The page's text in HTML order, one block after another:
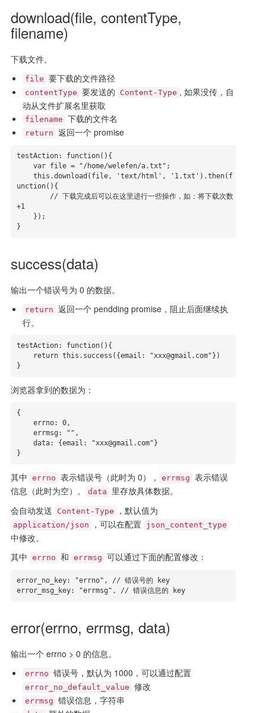
download(file, contentType,
filename)
下载文件。
file 要下载的文件路径
contentType 要发送的 Content-Type , 如果没传，自
动从文件扩展名里获取
filename 下载的文件名
return 返回一个 promise
testAction: function(){
unction(){
+1
}
success(data)
输出一个错误号为 0 的数据。
return 返回一个 pendding promise，阻止后面继续执
行。
testAction: function(){
}
浏览器拿到的数据为：
{
}
其中 errno 表示错误号（此时为 0）， errmsg 表示错误
信息（此时为空）。
data
里存放具体数据。
会自动发送
Content-Type ，默认值为
application/json ，可以在配置 json_content_type
中修改。
其中
errno 和 errmsg 可以通过下面的配置修改：
error_no_key: "errno", // 错误号的 key
error_msg_key: "errmsg", // 错误信息的 key
error(errno, errmsg, data)
输出一个 errno > 0 的信息。
errno 错误号，默认为 1000，可以通过配置
error_no_default_value 修改
errmsg 错误信息，字符串